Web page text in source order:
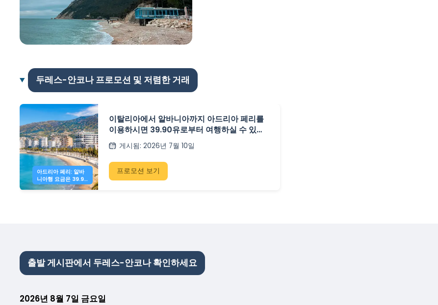
두레스-안코나 프로모션 및 저렴한 거래
아드리아 페리: 알바
니아행 요금은 39.90
유로부터
이탈리아에서 알바니아까지 아드리아 페리를
이용하시면 39.90유로부터 여행하실 수 있습
니다.게시됨: 2026년 7월 10일
프로모션 보기
출발 게시판에서 두레스-안코나 확인하세요
2026년 8월 7일 금요일